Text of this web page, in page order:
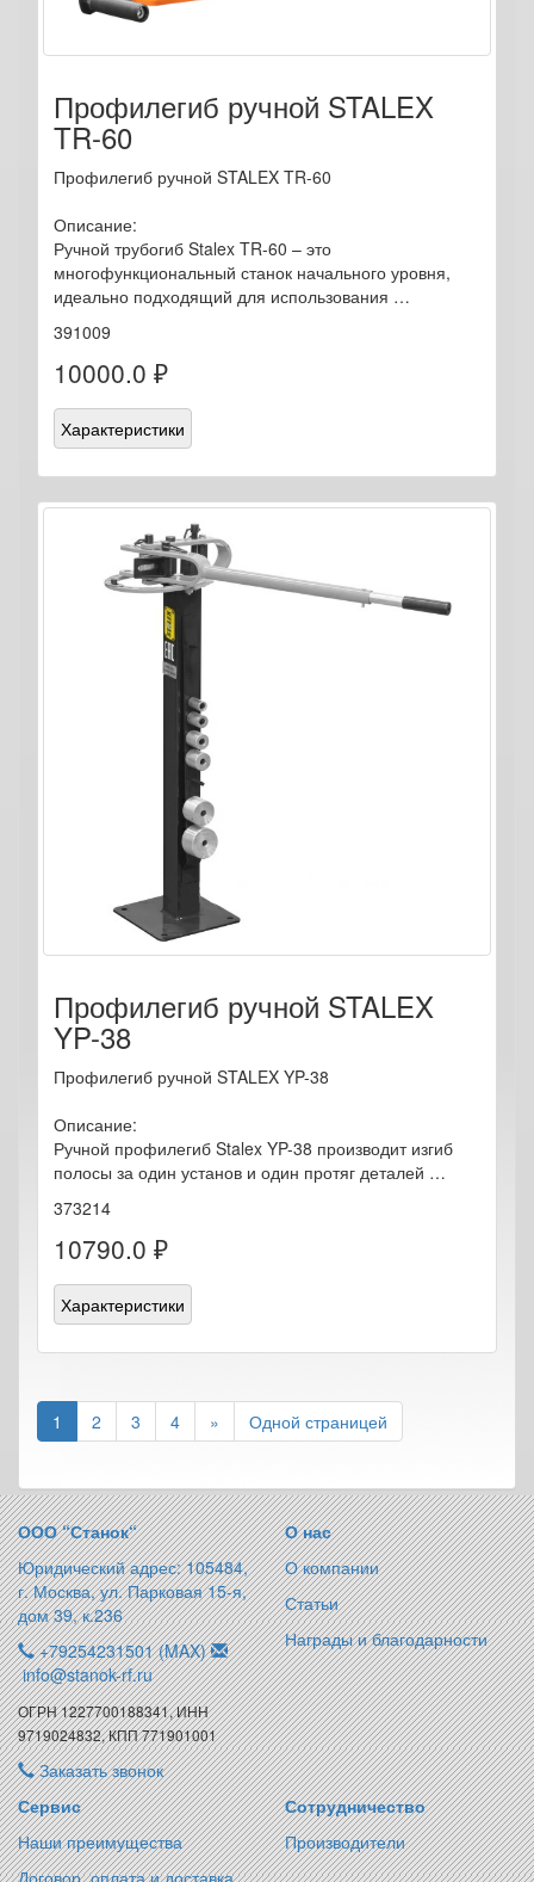
Профилегиб ручной STALEX
TR-60
Профилегиб ручной STALEX TR-60
Описание:
Ручной трубогиб Stalex TR-60 – это
многофункциональный станок начального уровня,
идеально подходящий для использования …
391009
10000.0 ₽
Характеристики
Профилегиб ручной STALEX
YP-38
Профилегиб ручной STALEX YP-38
Описание:
Ручной профилегиб Stalex YP-38 производит изгиб
полосы за один установ и один протяг деталей …
373214
10790.0 ₽
Характеристики
1 2 3 4 » Одной страницей
ООО “Станок“
Юридический адрес: 105484,
г. Москва, ул. Парковая 15-я,
дом 39, к.236
+79254231501 (MAX)
info@stanok-rf.ru
ОГРН 1227700188341, ИНН
9719024832, КПП 771901001
Заказать звонок
О нас
О компании
Статьи
Награды и благодарности
Сервис
Наши преимущества
Договор, оплата и доставка
Сотрудничество
Производители